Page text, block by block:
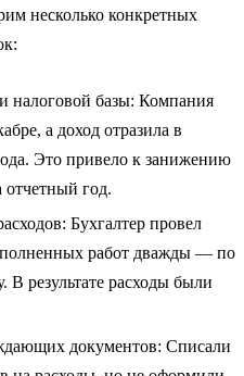
несколько конкретных
налоговой базы: Компания
а доход отразила в
Это привело к занижению
отчетный год.
Бухгалтер провел
работ дважды — по
В результате расходы были
документов: Списали